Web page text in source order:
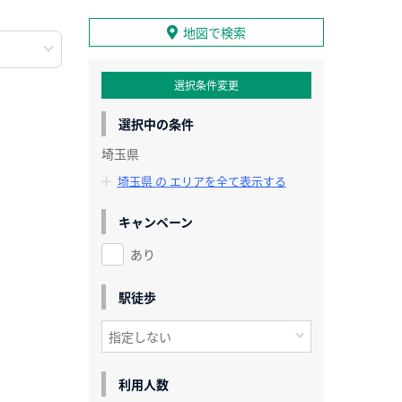
地図で検索
選択条件変更
選択中の条件
埼玉県
埼玉県 の エリアを全て表示する
キャンペーン
あり
駅徒歩
利用人数